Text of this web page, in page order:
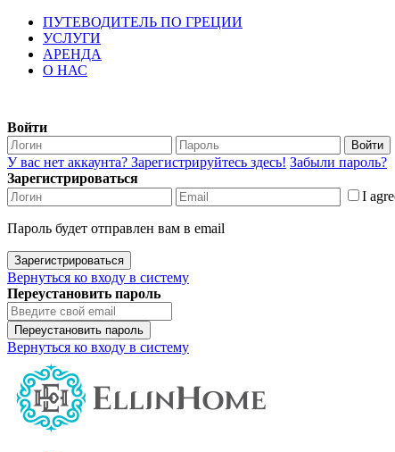
ПУТЕВОДИТЕЛЬ ПО ГРЕЦИИ
УСЛУГИ
АРЕНДА
О НАС
Войти
Войти
У вас нет аккаунта? Зарегистрируйтесь здесь! Забыли пароль?
Зарегистрироваться
I
Пароль будет отправлен вам в email
Зарегистрироваться
Вернуться ко входу в систему
Переустановить пароль
Переустановить пароль
Вернуться ко входу в систему